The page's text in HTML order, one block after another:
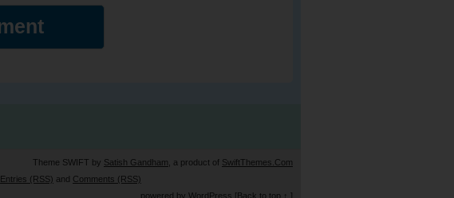
Theme SWIFT by Satish Gandham , a product of SwiftThemes.Com
Entries (RSS) and Comments (RSS)
powered by WordPress [Back to top ↑ ]